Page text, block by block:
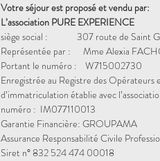
Votre séjour est proposé et vendu par:
L’association PURE EXPERIENCE
siège social : 307 route de Saint
Représentée par : Mme Alexia
Portant le numéro : W715002730
Enregistrée au Registre des Opérateurs
d’immatriculation établie avec
numéro : IM077110013
Garantie Financière: GROUPAMA
Assurance Responsabilité Civile
Siret n° 832 524 474 00018